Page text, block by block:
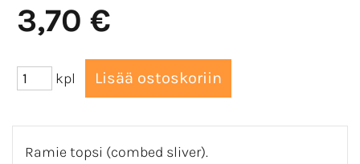
3,70 €
kpl
Ramie topsi (combed sliver).